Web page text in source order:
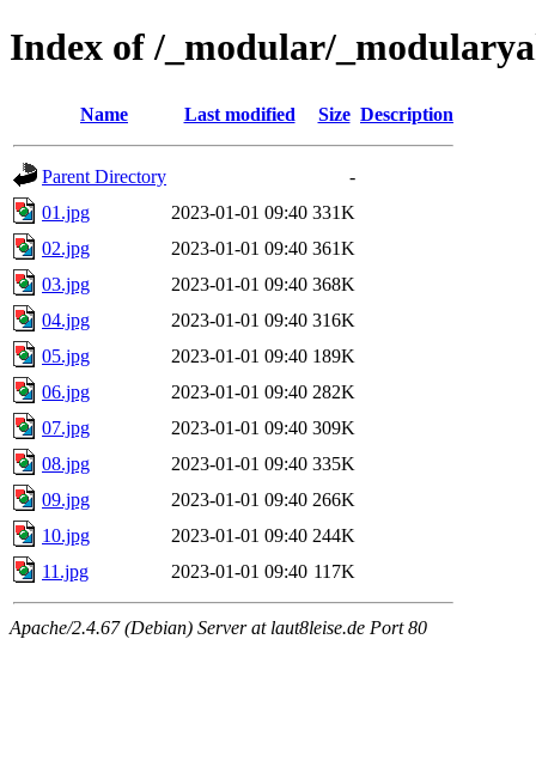
Index of /_modular/
Name Last modified Size Description
Parent Directory
-
01.jpg
2023-01-01 09:40 331K
02.jpg
2023-01-01 09:40 361K
03.jpg
2023-01-01 09:40 368K
04.jpg
2023-01-01 09:40 316K
05.jpg
2023-01-01 09:40 189K
06.jpg
2023-01-01 09:40 282K
07.jpg
2023-01-01 09:40 309K
08.jpg
2023-01-01 09:40 335K
09.jpg
2023-01-01 09:40 266K
10.jpg
2023-01-01 09:40 244K
11.jpg
2023-01-01 09:40 117K
Apache/2.4.67 (Debian) Server at laut8leise.de Port 80